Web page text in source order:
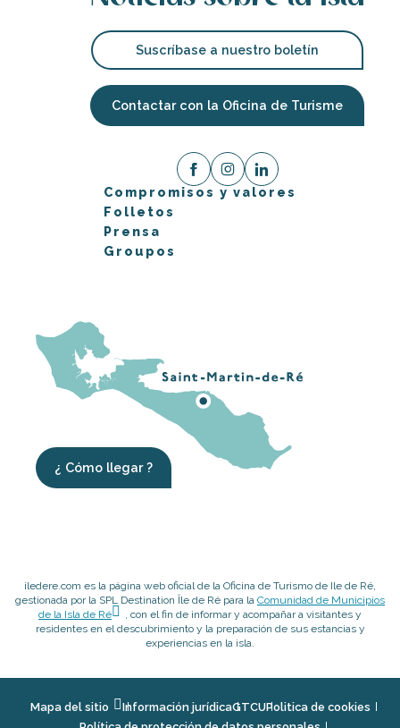
Suscríbase a nuestro boletín
Contactar con la Oficina de Turisme
Compromisos y valores
Folletos
Prensa
Groupos
¿ Cómo llegar ?
iledere.com es la página web oficial de la Oficina de Turismo de Ile de Ré,
gestionada por la SPL Destination Île de Ré para la Comunidad de Municipios
de la Isla de Ré
, con el fin de informar y acompañar a visitantes y
residentes en el descubrimiento y la preparación de sus estancias y
experiencias en la isla.
Mapa del sitio Información jurídicaGTCUPolitica de cookies